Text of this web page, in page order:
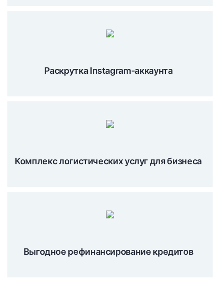
Раскрутка Instagram-аккаунта
Комплекс логистических услуг для бизнеса
Выгодное рефинансирование кредитов